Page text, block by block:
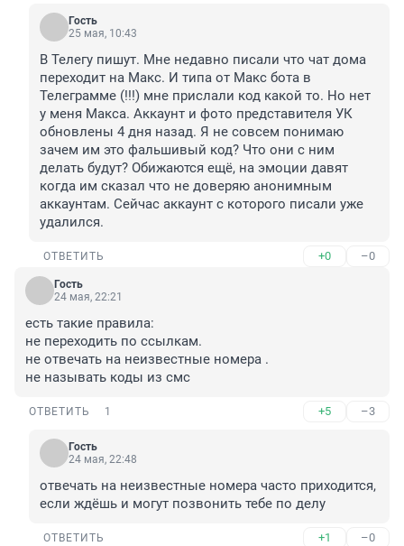
Гость
25 мая, 10:43
В Телегу пишут. Мне недавно писали что чат дома
переходит на Макс. И типа от Макс бота в
Телеграмме (!!!) мне прислали код какой то. Но нет
у меня Макса. Аккаунт и фото представителя УК
обновлены 4 дня назад. Я не совсем понимаю
зачем им это фальшивый код? Что они с ним
делать будут? Обижаются ещё, на эмоции давят
когда им сказал что не доверяю анонимным
аккаунтам. Сейчас аккаунт с которого писали уже
удалился.
ОТВЕТИТЬ +0 –0
Гость
24 мая, 22:21
есть такие правила:
не переходить по ссылкам.
не отвечать на неизвестные номера .
не называть коды из смс
ОТВЕТИТЬ 1 +5 –3
Гость
24 мая, 22:48
отвечать на неизвестные номера часто приходится,
если ждёшь и могут позвонить тебе по делу
ОТВЕТИТЬ +1 –0